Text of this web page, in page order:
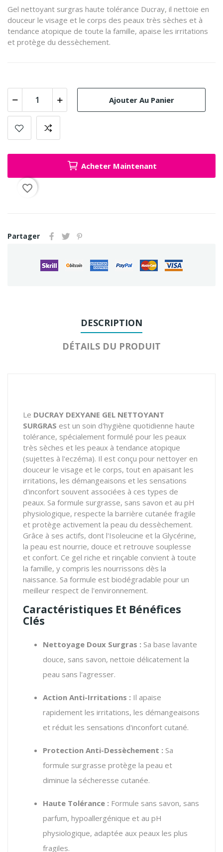
Gel nettoyant surgras haute tolérance Ducray, il nettoie en
douceur le visage et le corps des peaux très sèches et à
tendance atopique de toute la famille, apaise les irritations
et protège du dessèchement.
Ajouter Au Panier
Acheter Maintenant
favorite_border
Partager
DESCRIPTION
DÉTAILS DU PRODUIT
Le DUCRAY DEXYANE GEL NETTOYANT
SURGRAS est un soin d'hygiène quotidienne haute
tolérance, spécialement formulé pour les peaux
très sèches et les peaux à tendance atopique
(sujettes à l'eczéma). Il est conçu pour nettoyer en
douceur le visage et le corps, tout en apaisant les
irritations, les démangeaisons et les sensations
d'inconfort souvent associées à ces types de
peaux. Sa formule surgrasse, sans savon et au pH
physiologique, respecte la barrière cutanée fragile
et protège activement la peau du dessèchement.
Grâce à ses actifs, dont l'Isoleucine et la Glycérine,
la peau est nourrie, douce et retrouve souplesse
et confort. Ce gel riche et rinçable convient à toute
la famille, y compris les nourrissons dès la
naissance. Sa formule est biodégradable pour un
meilleur respect de l'environnement.
Caractéristiques Et Bénéfices
Clés
Nettoyage Doux Surgras : Sa base lavante
douce, sans savon, nettoie délicatement la
peau sans l'agresser.
Action Anti-Irritations : Il apaise
rapidement les irritations, les démangeaisons
et réduit les sensations d'inconfort cutané.
Protection Anti-Dessèchement : Sa
formule surgrasse protège la peau et
diminue la sécheresse cutanée.
Haute Tolérance : Formule sans savon, sans
parfum, hypoallergénique et au pH
physiologique, adaptée aux peaux les plus
fragiles.